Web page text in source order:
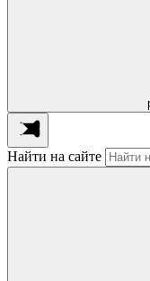
Найти на сайте